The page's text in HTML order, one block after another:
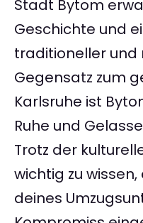
Stadt Bytom
Geschichte und
traditioneller und
Gegensatz zum
Karlsruhe ist
Ruhe und
Trotz der
wichtig zu
deines